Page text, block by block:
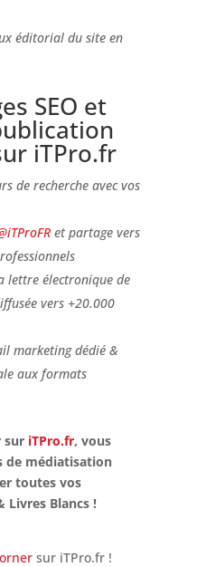
éditorial du site en
SEO et
iTPro.fr
de recherche avec vos
et partage vers
lettre électronique de
vers +20.000
marketing dédié &
aux formats
sur iTPro.fr, vous
de médiatisation
toutes vos
Livres Blancs !
sur iTPro.fr !